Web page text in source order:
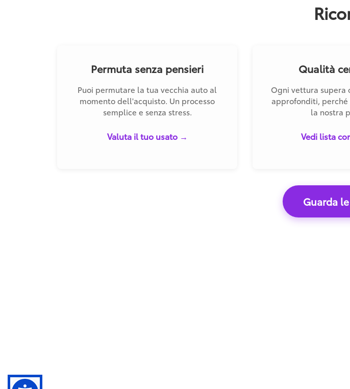
Permuta senza pensieri
Puoi permutare la tua vecchia auto al
momento dell'acquisto. Un processo
semplice e senza stress.
Valuta il tuo usato →
Qualità
Ogni vettura
approfonditi, perché
la nostra
Vedi lista
Guarda